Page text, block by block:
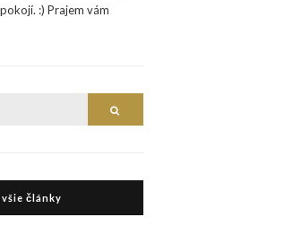
:) Prajem vám
články